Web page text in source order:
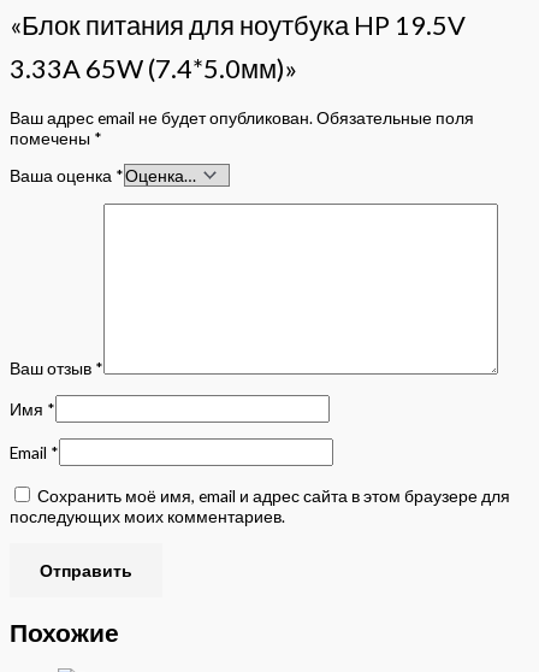
«Блок питания для ноутбука HP 19.5V
3.33A 65W (7.4*5.0мм)»
Ваш адрес email не будет опубликован.Обязательные поля
помечены *
Ваша оценка *
Ваш отзыв *
Имя *
Email *
Сохранить моё имя, email и адрес сайта в этом браузере для
последующих моих комментариев.
Похожие